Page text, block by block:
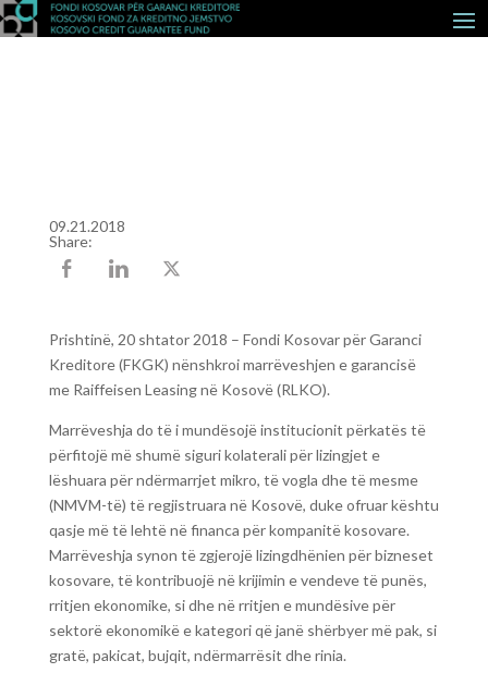
09.21.2018
Share:
Prishtinë, 20 shtator 2018 – Fondi Kosovar për Garanci
Kreditore (FKGK) nënshkroi marrëveshjen e garancisë
me Raiffeisen Leasing në Kosovë (RLKO).
Marrëveshja do të i mundësojë institucionit përkatës të
përfitojë më shumë siguri kolaterali për lizingjet e
lëshuara për ndërmarrjet mikro, të vogla dhe të mesme
(NMVM-të) të regjistruara në Kosovë, duke ofruar kështu
qasje më të lehtë në financa për kompanitë kosovare.
Marrëveshja synon të zgjerojë lizingdhënien për bizneset
kosovare, të kontribuojë në krijimin e vendeve të punës,
rritjen ekonomike, si dhe në rritjen e mundësive për
sektorë ekonomikë e kategori që janë shërbyer më pak, si
gratë, pakicat, bujqit, ndërmarrësit dhe rinia.